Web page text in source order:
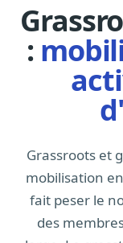
Toutes les
Synthèses IA
Résumés
Veille des
9 interviews
Par dossier,
Notes,
Fiches
:
Grassroots et
mobilisation
fait peser le
des